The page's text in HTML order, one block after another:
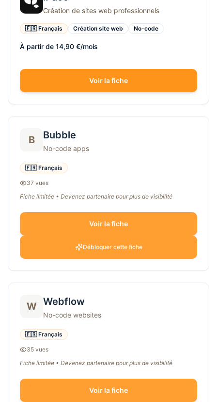
Création de sites web professionnels
🇫🇷 Français Création site web No-code
À partir de 14,90 €/mois
Voir la fiche
B Bubble
No-code apps
🇫🇷 Français
37 vues
Fiche limitée • Devenez partenaire pour plus de visibilité
Voir la fiche
Débloquer cette fiche
W Webflow
No-code websites
🇫🇷 Français
35 vues
Fiche limitée • Devenez partenaire pour plus de visibilité
Voir la fiche